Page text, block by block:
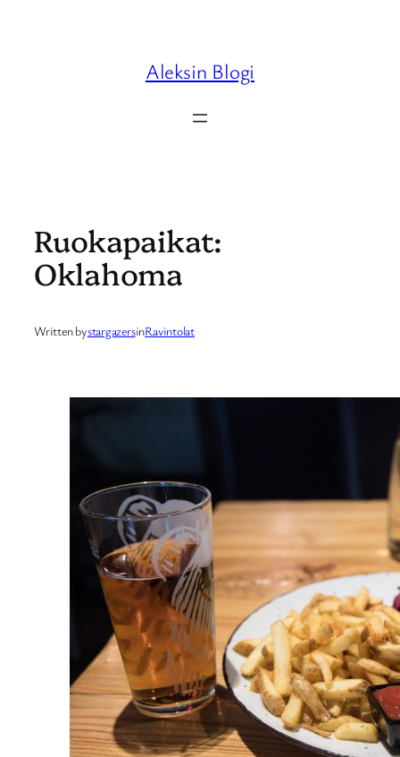
Aleksin Blogi
Ruokapaikat:
Oklahoma
Written bystargazersinRavintolat